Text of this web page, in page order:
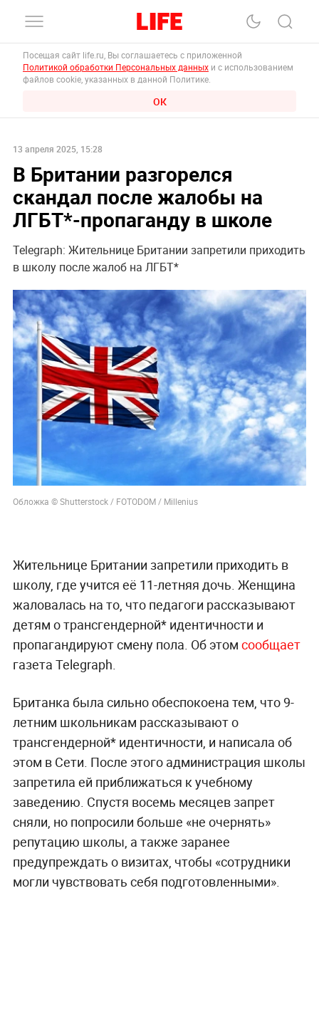
Посещая сайт life.ru, Вы соглашаетесь с приложенной
Политикой обработки Персональных данных и с использованием
файлов cookie, указанных в данной Политике.
ОК
13 апреля 2025, 15:28
В Британии разгорелся
скандал после жалобы на
ЛГБТ*-пропаганду в школе
Telegraph: Жительнице Британии запретили приходить
в школу после жалоб на ЛГБТ*
Обложка © Shutterstock / FOTODOM / Millenius
Жительнице Британии запретили приходить в
школу, где учится её 11-летняя дочь. Женщина
жаловалась на то, что педагоги рассказывают
детям о трансгендерной* идентичности и
пропагандируют смену пола. Об этом сообщает
газета Telegraph.
Британка была сильно обеспокоена тем, что 9-
летним школьникам рассказывают о
трансгендерной* идентичности, и написала об
этом в Сети. После этого администрация школы
запретила ей приближаться к учебному
заведению. Спустя восемь месяцев запрет
сняли, но попросили больше «не очернять»
репутацию школы, а также заранее
предупреждать о визитах, чтобы «сотрудники
могли чувствовать себя подготовленными».